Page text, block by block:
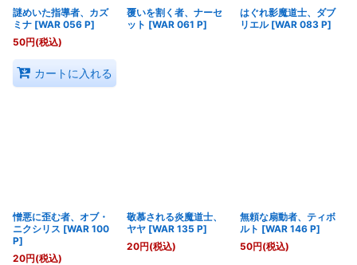
謎めいた指導者、カズ
ミナ [WAR 056 P]
50円(税込)
カートに入れる
覆いを割く者、ナーセ
ット [WAR 061 P]
はぐれ影魔道士、ダブ
リエル [WAR 083 P]
憎悪に歪む者、オブ・
ニクシリス [WAR 100
P]
20円(税込)
敬慕される炎魔道士、
ヤヤ [WAR 135 P]
20円(税込)
無頼な扇動者、ティボ
ルト [WAR 146 P]
50円(税込)